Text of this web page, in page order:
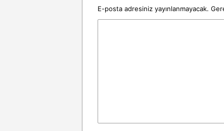
E-posta adresiniz yayınlanmayacak.